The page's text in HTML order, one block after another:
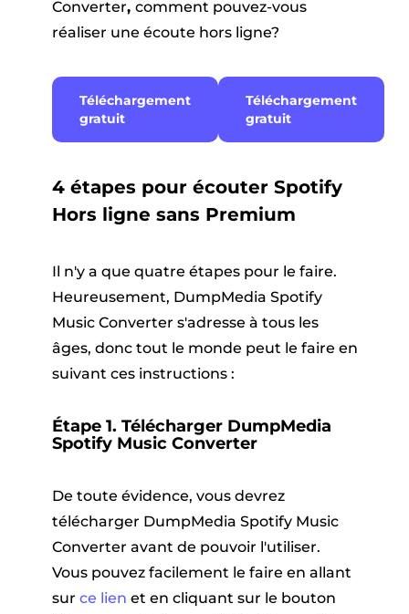
Converter, comment pouvez-vous
réaliser une écoute hors ligne?
Téléchargement
gratuit
Téléchargement
gratuit
4 étapes pour écouter Spotify
Hors ligne sans Premium
Il n'y a que quatre étapes pour le faire.
Heureusement, DumpMedia Spotify
Music Converter s'adresse à tous les
âges, donc tout le monde peut le faire en
suivant ces instructions :
Étape 1. Télécharger DumpMedia
Spotify Music Converter
De toute évidence, vous devrez
télécharger DumpMedia Spotify Music
Converter avant de pouvoir l'utiliser.
Vous pouvez facilement le faire en allant
sur ce lien et en cliquant sur le bouton